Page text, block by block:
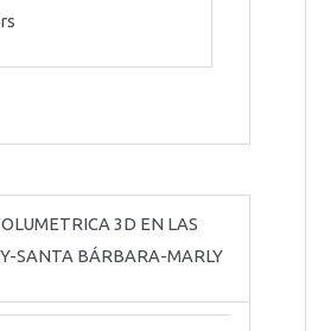
3D EN LAS
SANTA BÁRBARA-MARLY